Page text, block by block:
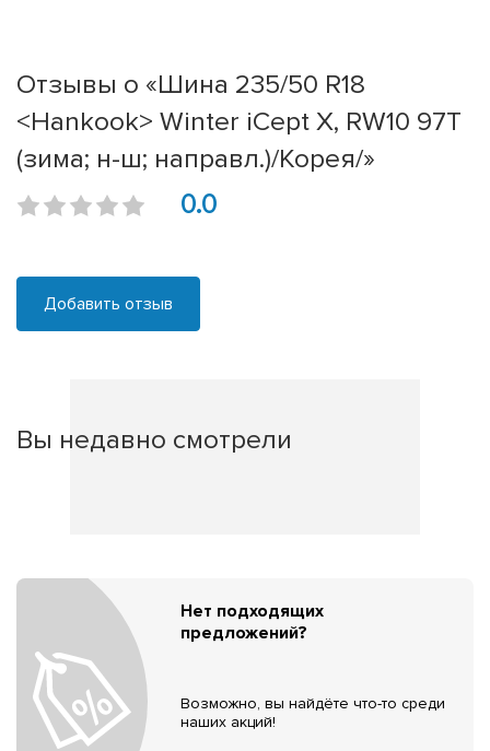
Отзывы о «Шина 235/50 R18
<Hankook> Winter iCept X, RW10 97T
(зима; н-ш; направл.)/Корея/»
0.0
Добавить отзыв
Вы недавно смотрели
Нет подходящих
предложений?
Возможно, вы найдёте что-то среди
наших акций!